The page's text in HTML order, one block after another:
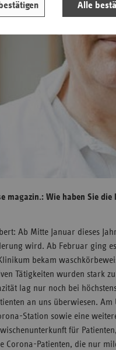
Alle
magazin.: Wie haben Sie
Ab Mitte Januar dieses
wird. Ab Februar ging
bekam
Tätigkeiten wurden stark
lag nur noch bei
an uns überwiesen.
Station sowie eine
für
Corona-Patienten, die nur